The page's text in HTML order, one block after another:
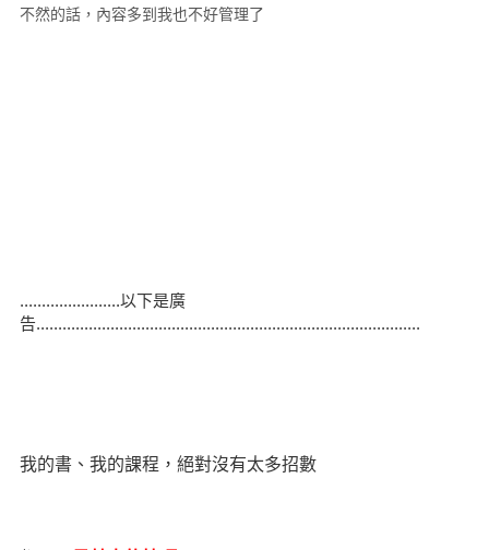
不然的話，內容多到我也不好管理了
.......................以下是廣
告........................................................................................
我的書、我的課程，絕對沒有太多招數